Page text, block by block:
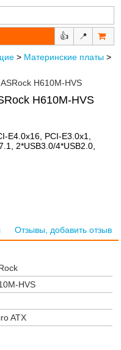
👍 📍
> Материнские платы >
H610M-HVS
E4.0x16, PCI-E3.0x1,
2*USB3.0/4*USB2.0,
Отзывы, добавить отзыв
HVS
ATX